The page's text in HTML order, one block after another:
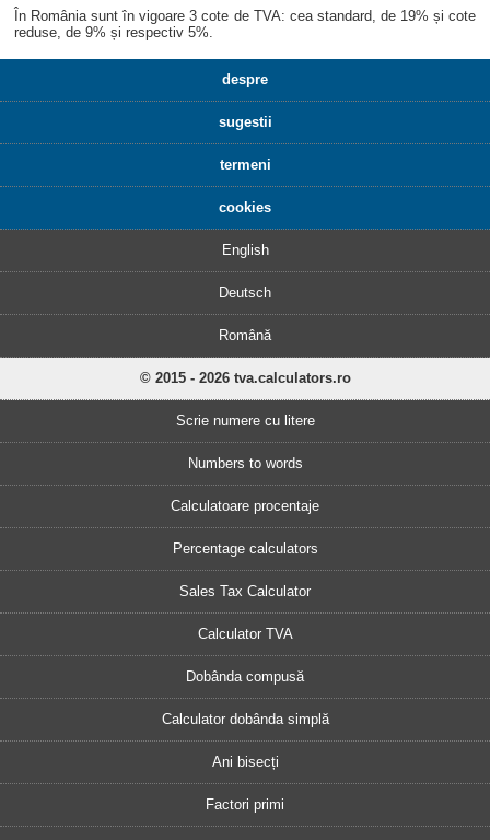
În România sunt în vigoare 3 cote de TVA: cea standard, de 19% și cote
reduse, de 9% și respectiv 5%.
despre
sugestii
termeni
cookies
English
Deutsch
Română
© 2015 - 2026 tva.calculators.ro
Scrie numere cu litere
Numbers to words
Calculatoare procentaje
Percentage calculators
Sales Tax Calculator
Calculator TVA
Dobânda compusă
Calculator dobânda simplă
Ani bisecți
Factori primi